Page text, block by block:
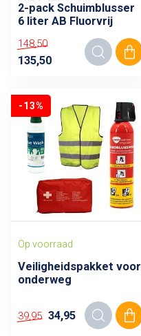
2-pack Schuimblusser
6 liter AB Fluorvrij
148,50
135,50
-13%
Op voorraad
Veiligheidspakket voor
onderweg
39,95 34,95